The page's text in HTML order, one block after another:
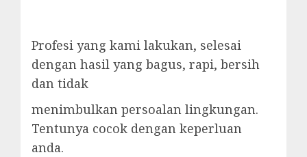
Profesi yang kami lakukan, selesai
dengan hasil yang bagus, rapi, bersih
dan tidak
menimbulkan persoalan lingkungan.
Tentunya cocok dengan keperluan
anda.